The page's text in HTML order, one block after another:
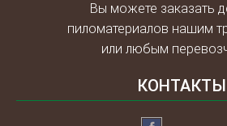
Вы можете заказать
пиломатериалов нашим
или любым
КОНТАКТЫ